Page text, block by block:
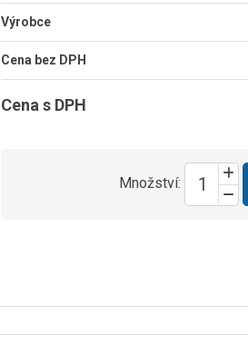
Výrobce
Cena bez DPH
Cena s DPH
Množství: